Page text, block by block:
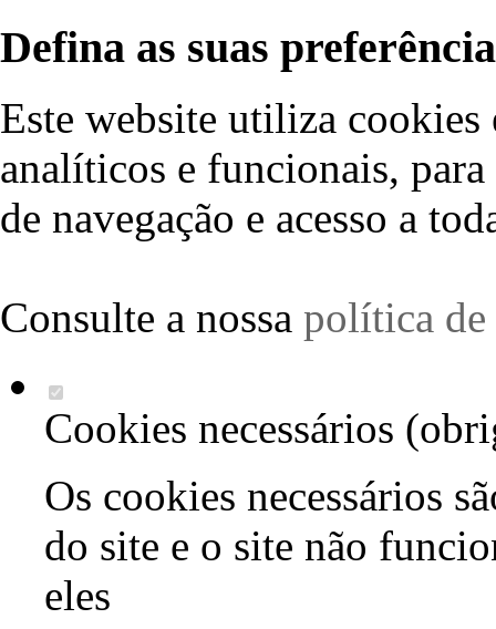
Defina as suas
Este website utiliza cookies
analíticos e funcionais,
de navegação e acesso a
Consulte a nossa política de
Cookies necessários
Os cookies necessários
do site e o site não
eles